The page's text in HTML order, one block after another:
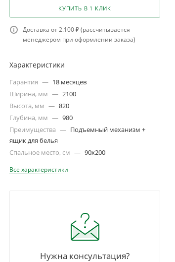
КУПИТЬ В 1 КЛИК
Доставка от 2.100 ₽ (рассчитывается
менеджером при оформлении заказа)
Характеристики
Гарантия — 18 месяцев
Ширина, мм — 2100
Высота, мм — 820
Глубина, мм — 980
Преимущества — Подъемный механизм +
ящик для белья
Спальное место, см — 90х200
Все характеристики
Нужна консультация?